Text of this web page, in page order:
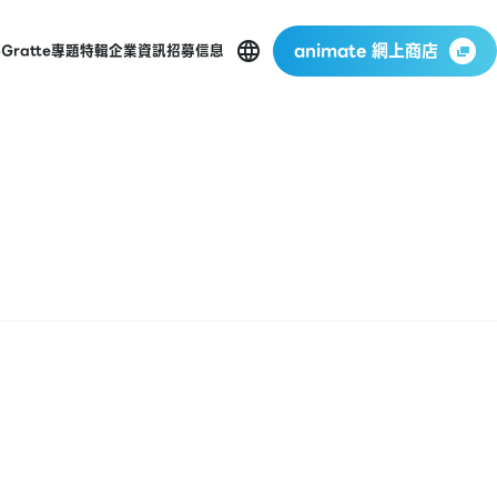
Gratte專題特輯企業資訊招募信息 animate 網上商店